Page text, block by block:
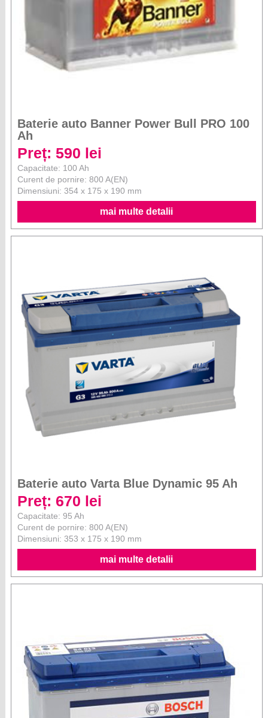
Baterie auto Banner Power Bull PRO 100
Ah
Preț: 590 lei
Capacitate: 100 Ah
Curent de pornire: 800 A(EN)
Dimensiuni: 354 x 175 x 190 mm
mai multe detalii
Baterie auto Varta Blue Dynamic 95 Ah
Preț: 670 lei
Capacitate: 95 Ah
Curent de pornire: 800 A(EN)
Dimensiuni: 353 x 175 x 190 mm
mai multe detalii